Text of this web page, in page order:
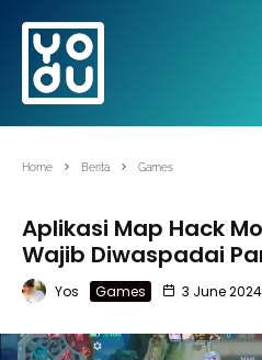
Home Berita Games
Aplikasi Map Hack
Wajib Diwaspadai
Yos Games 3 June 2024